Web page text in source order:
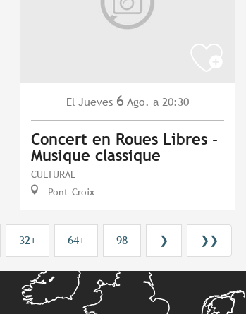
El Jueves 6 Ago. a 20:30
Concert en Roues Libres -
Musique classique
CULTURAL
Pont-Croix
32+ 64+ 98 ❯ ❯❯